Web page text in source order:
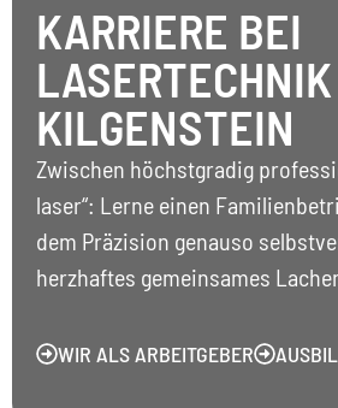
KARRIERE BEI
LASERTECHNIK
KILGENSTEIN
Zwischen höchstgradig
laser“: Lerne einen
dem Präzision genauso
herzhaftes gemeinsames
WIR ALS ARBEITGEBER